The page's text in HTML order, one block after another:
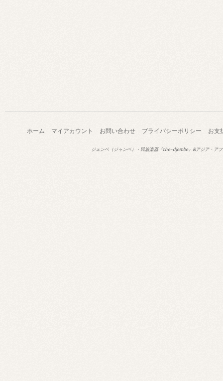
ホーム マイアカウント お問い合わせ プライバシーポリシー お支
ジェンベ（ジャンベ）・民族楽器『the-djembe』&アジア・ア